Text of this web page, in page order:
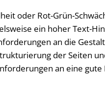
oder Rot-Grün-
ein hoher Text-
an die
der Seiten
an eine